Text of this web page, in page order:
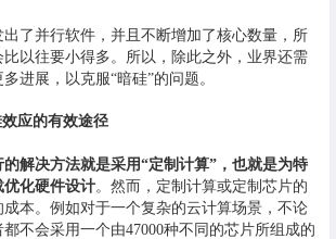
了并行软件，并且不断增加了核心数量，所
以往要小得多。所以，除此之外，业界还需
进展，以克服“暗硅”的问题。
应的有效途径
的解决方法就是采用“定制计算”，也就是为特
优化硬件设计。然而，定制计算或定制芯片的
本。例如对于一个复杂的云计算场景，不论
不会采用一个由47000种不同的芯片所组成的